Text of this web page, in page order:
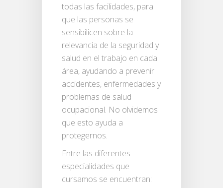
todas las facilidades, para
que las personas se
sensibilicen sobre la
relevancia de la seguridad y
salud en el trabajo en cada
área, ayudando a prevenir
accidentes, enfermedades y
problemas de salud
ocupacional. No olvidemos
que esto ayuda a
protegernos.
Entre las diferentes
especialidades que
cursamos se encuentran: